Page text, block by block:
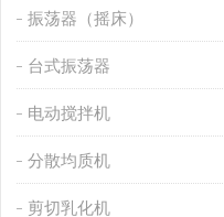
振荡器（摇床）
台式振荡器
电动搅拌机
分散均质机
剪切乳化机